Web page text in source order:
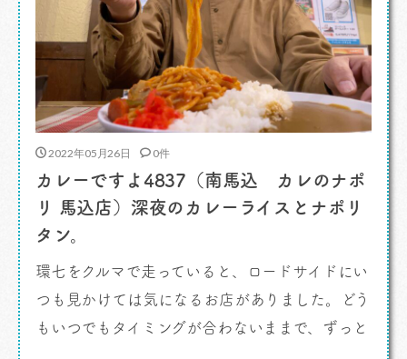
2022年05月26日 0件
カレーですよ4837（南馬込 カレのナポ
リ 馬込店）深夜のカレーライスとナポリ
タン。
環七をクルマで走っていると、ロードサイドにい
つも見かけては気になるお店がありました。どう
もいつでもタイミングが合わないままで、ずっと